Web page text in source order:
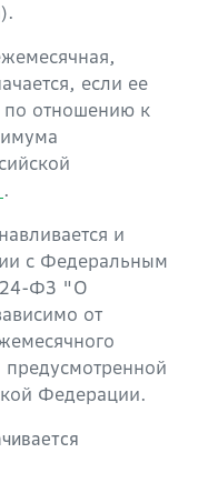
если ее
по отношению к
.
и
с Федеральным
ФЗ "О
от
Федерации.